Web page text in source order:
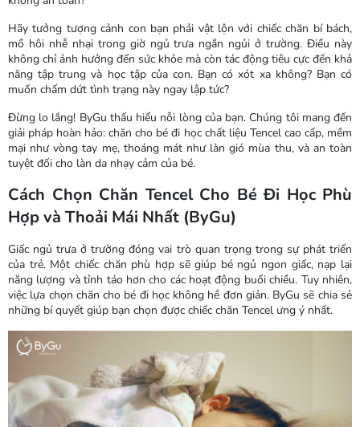
Hãy tưởng tượng cảnh con bạn phải vật lộn với chiếc chăn bí bách,
mồ hôi nhễ nhại trong giờ ngủ trưa ngắn ngủi ở trường. Điều này
không chỉ ảnh hưởng đến sức khỏe mà còn tác động tiêu cực đến khả
năng tập trung và học tập của con. Bạn có xót xa không? Bạn có
muốn chấm dứt tình trạng này ngay lập tức?
Đừng lo lắng! ByGu thấu hiểu nỗi lòng của bạn. Chúng tôi mang đến
giải pháp hoàn hảo: chăn cho bé đi học chất liệu Tencel cao cấp, mềm
mại như vòng tay mẹ, thoáng mát như làn gió mùa thu, và an toàn
tuyệt đối cho làn da nhạy cảm của bé.
Cách Chọn Chăn Tencel Cho Bé Đi Học Phù
Hợp và Thoải Mái Nhất (ByGu)
Giấc ngủ trưa ở trường đóng vai trò quan trọng trong sự phát triển
của trẻ. Một chiếc chăn phù hợp sẽ giúp bé ngủ ngon giấc, nạp lại
năng lượng và tỉnh táo hơn cho các hoạt động buổi chiều. Tuy nhiên,
việc lựa chọn chăn cho bé đi học không hề đơn giản. ByGu sẽ chia sẻ
những bí quyết giúp bạn chọn được chiếc chăn Tencel ưng ý nhất.